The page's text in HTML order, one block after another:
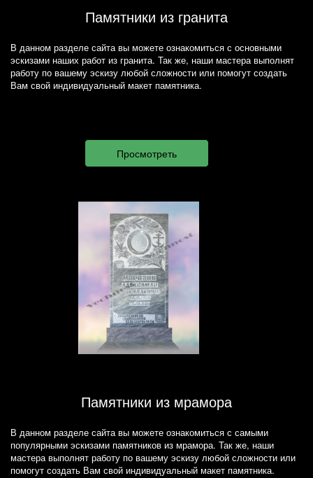
Памятники из гранита
В данном разделе сайта вы можете ознакомиться с основными
эскизами наших работ из гранита. Так же, наши мастера выполнят
работу по вашему эскизу любой сложности или помогут создать
Вам свой индивидуальный макет памятника.
Памятники из мрамора
В данном разделе сайта вы можете ознакомиться с самыми
популярными эскизами памятников из мрамора. Так же, наши
мастера выполнят работу по вашему эскизу любой сложности или
помогут создать Вам свой индивидуальный макет памятника.